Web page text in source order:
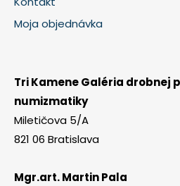
Moja objednávka
Tri Kamene Galéria drobnej
numizmatiky
Miletičova 5/A
821 06 Bratislava
Mgr.art. Martin Pala